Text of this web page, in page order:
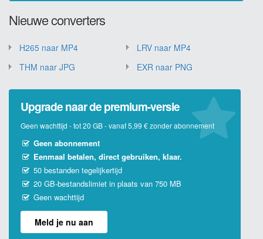
Nieuwe converters
H265 naar MP4
LRV naar MP4
THM naar JPG
EXR naar PNG
Upgrade naar de premium-versie
Geen wachttijd - tot 20 GB - vanaf 5,99 € zonder abonnement
Geen abonnement
Eenmaal betalen, direct gebruiken, klaar.
50 bestanden tegelijkertijd
20 GB-bestandslimiet in plaats van 750 MB
Geen wachttijd
Meld je nu aan